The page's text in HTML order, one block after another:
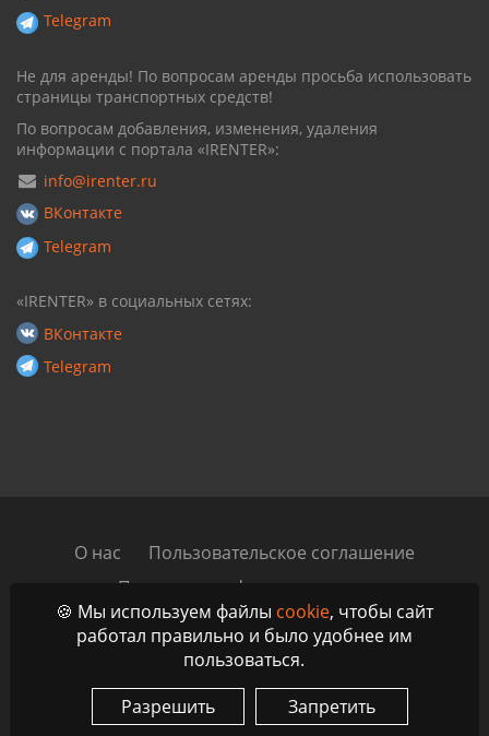
Telegram
Не для аренды! По вопросам аренды просьба использовать
страницы транспортных средств!
По вопросам добавления, изменения, удаления
информации с портала «IRENTER»:
info@irenter.ru
ВКонтакте
Telegram
«IRENTER» в социальных сетях:
ВКонтакте
Telegram
О нас
Пользовательское соглашение
Политика конфиденциальности
Автомобильный блог
Контакты
автомобилей по всей России, ЕАЭС и ОАЭ
🍪 Мы используем файлы cookie, чтобы сайт
работал правильно и было удобнее им
пользоваться.
Разрешить
Запретить